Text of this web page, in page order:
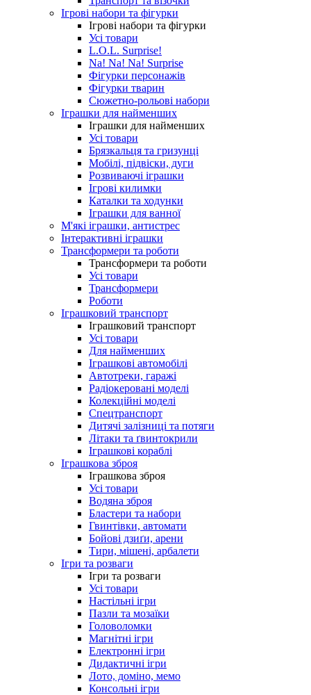
Ігрові набори та фігурки
Ігрові набори та фігурки
Усі товари
L.O.L. Surprise!
Na! Na! Na! Surprise
Фігурки персонажів
Фігурки тварин
Сюжетно-рольові набори
Іграшки для найменших
Іграшки для найменших
Усі товари
Брязкальця та гризунці
Мобілі, підвіски, дуги
Розвиваючі іграшки
Ігрові килимки
Каталки та ходунки
Іграшки для ванної
М'які іграшки, антистрес
Інтерактивні іграшки
Трансформери та роботи
Трансформери та роботи
Усі товари
Трансформери
Роботи
Іграшковий транспорт
Іграшковий транспорт
Усі товари
Для найменших
Іграшкові автомобілі
Автотреки, гаражі
Радіокеровані моделі
Колекційні моделі
Спецтранспорт
Дитячі залізниці та потяги
Літаки та ґвинтокрили
Іграшкові кораблі
Іграшкова зброя
Іграшкова зброя
Усі товари
Водяна зброя
Бластери та набори
Гвинтівки, автомати
Бойові дзиґи, арени
Тири, мішені, арбалети
Ігри та розваги
Ігри та розваги
Усі товари
Настільні ігри
Пазли та мозаїки
Головоломки
Магнітні ігри
Електронні ігри
Дидактичні ігри
Лото, доміно, мемо
Консольні ігри